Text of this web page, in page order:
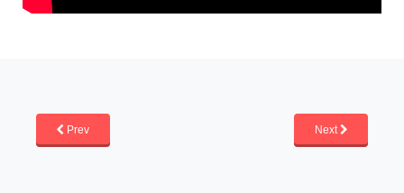
Prev Next